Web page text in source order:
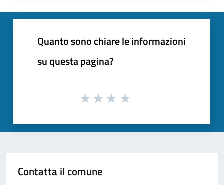
Quanto sono chiare le informazioni
su questa pagina?
Contatta il comune